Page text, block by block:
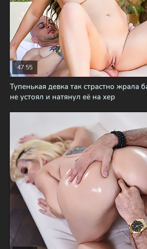
Тупенькая девка так страстно жрала
не устоял и натянул её на хер
47:55